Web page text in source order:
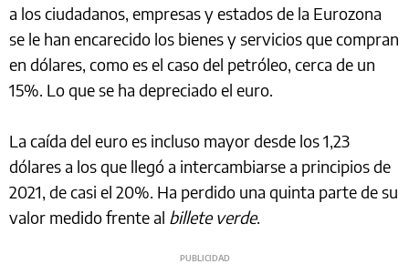
a los ciudadanos, empresas y estados de la Eurozona
se le han encarecido los bienes y servicios que compran
en dólares, como es el caso del petróleo, cerca de un
15%. Lo que se ha depreciado el euro.
La caída del euro es incluso mayor desde los 1,23
dólares a los que llegó a intercambiarse a principios de
2021, de casi el 20%. Ha perdido una quinta parte de su
valor medido frente al billete verde.